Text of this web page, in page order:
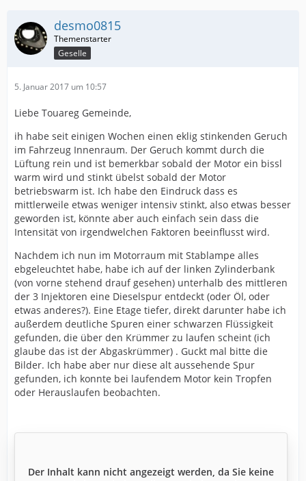
desmo0815
Geselle
5. Januar 2017 um 10:57
Liebe Touareg Gemeinde,
ih habe seit einigen Wochen einen eklig stinkenden Geruch
im Fahrzeug Innenraum. Der Geruch kommt durch die
Lüftung rein und ist bemerkbar sobald der Motor ein bissl
warm wird und stinkt übelst sobald der Motor
betriebswarm ist. Ich habe den Eindruck dass es
mittlerweile etwas weniger intensiv stinkt, also etwas besser
geworden ist, könnte aber auch einfach sein dass die
Intensität von irgendwelchen Faktoren beeinflusst wird.
Nachdem ich nun im Motorraum mit Stablampe alles
ebgeleuchtet habe, habe ich auf der linken Zylinderbank
(von vorne stehend drauf gesehen) unterhalb des mittleren
der 3 Injektoren eine Dieselspur entdeckt (oder Öl, oder
etwas anderes?). Eine Etage tiefer, direkt darunter habe ich
außerdem deutliche Spuren einer schwarzen Flüssigkeit
gefunden, die über den Krümmer zu laufen scheint (ich
glaube das ist der Abgaskrümmer) . Guckt mal bitte die
Bilder. Ich habe aber nur diese alt aussehende Spur
gefunden, ich konnte bei laufendem Motor kein Tropfen
oder Herauslaufen beobachten.
Der Inhalt kann nicht angezeigt werden, da Sie keine